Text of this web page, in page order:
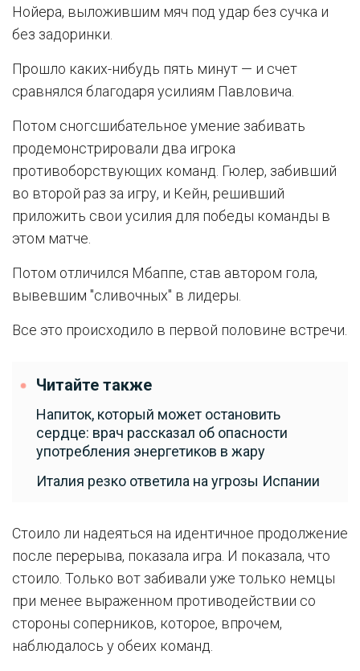
Нойера, выложившим мяч под удар без сучка и
без задоринки.
Прошло каких-нибудь пять минут — и счет
сравнялся благодаря усилиям Павловича.
Потом сногсшибательное умение забивать
продемонстрировали два игрока
противоборствующих команд. Гюлер, забивший
во второй раз за игру, и Кейн, решивший
приложить свои усилия для победы команды в
этом матче.
Потом отличился Мбаппе, став автором гола,
вывевшим "сливочных" в лидеры.
Все это происходило в первой половине встречи.
Читайте также
Напиток, который может остановить
сердце: врач рассказал об опасности
употребления энергетиков в жару
Италия резко ответила на угрозы Испании
Стоило ли надеяться на идентичное продолжение
после перерыва, показала игра. И показала, что
стоило. Только вот забивали уже только немцы
при менее выраженном противодействии со
стороны соперников, которое, впрочем,
наблюдалось у обеих команд.